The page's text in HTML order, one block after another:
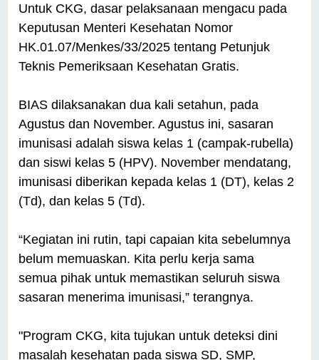
Untuk CKG, dasar pelaksanaan mengacu pada
Keputusan Menteri Kesehatan Nomor
HK.01.07/Menkes/33/2025 tentang Petunjuk
Teknis Pemeriksaan Kesehatan Gratis.
BIAS dilaksanakan dua kali setahun, pada
Agustus dan November. Agustus ini, sasaran
imunisasi adalah siswa kelas 1 (campak-rubella)
dan siswi kelas 5 (HPV). November mendatang,
imunisasi diberikan kepada kelas 1 (DT), kelas 2
(Td), dan kelas 5 (Td).
“Kegiatan ini rutin, tapi capaian kita sebelumnya
belum memuaskan. Kita perlu kerja sama
semua pihak untuk memastikan seluruh siswa
sasaran menerima imunisasi,” terangnya.
"Program CKG, kita tujukan untuk deteksi dini
masalah kesehatan pada siswa SD, SMP,